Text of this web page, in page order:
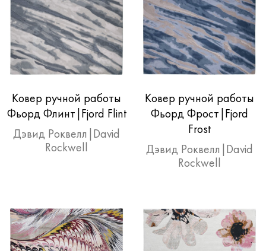
Ковер ручной работы
Фьорд Флинт|Fjord Flint
Дэвид Роквелл|David
Rockwell
Ковер ручной работы
Фьорд Фрост|Fjord
Frost
Дэвид Роквелл|David
Rockwell